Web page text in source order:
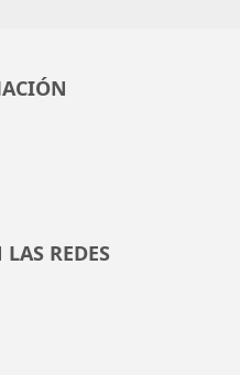
REDES